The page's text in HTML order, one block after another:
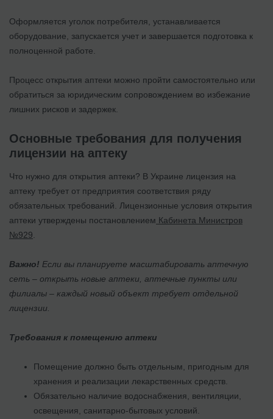
Оформляется уголок потребителя, устанавливается
оборудование, запускается учет и завершается подготовка к
полноценной работе.
Процесс открытия аптеки можно пройти самостоятельно или
обратиться за юридическим сопровождением во избежание
лишних рисков и задержек.
Основные требования для получения
лицензии на аптеку
Что нужно для открытия аптеки? В Украине лицензия на
аптеку требует от предприятия соответствия ряду
обязательных требований. Лицензионные условия открытия
аптеки утверждены постановлением Кабинета Министров
№929
Важно! Если вы планируете масштабировать аптечную
сеть – открыть новые аптеки, аптечные пункты или
филиалы – каждый новый объект требует отдельной
лицензии.
Требования к помещению аптеки
Помещение должно быть отдельным, пригодным для
хранения и реализации лекарственных средств.
Обязательно наличие водоснабжения, вентиляции,
освещения, санитарно-бытовых условий.